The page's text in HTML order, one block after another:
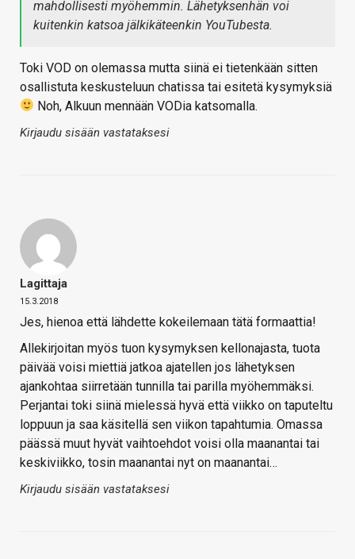
mahdollisesti myöhemmin. Lähetyksenhän voi
kuitenkin katsoa jälkikäteenkin YouTubesta.
Toki VOD on olemassa mutta siinä ei tietenkään sitten
osallistuta keskusteluun chatissa tai esitetä kysymyksiä
Noh, Alkuun mennään VODia katsomalla.
Kirjaudu sisään vastataksesi
Lagittaja
15.3.2018
Jes, hienoa että lähdette kokeilemaan tätä formaattia!
Allekirjoitan myös tuon kysymyksen kellonajasta, tuota
päivää voisi miettiä jatkoa ajatellen jos lähetyksen
ajankohtaa siirretään tunnilla tai parilla myöhemmäksi.
Perjantai toki siinä mielessä hyvä että viikko on taputeltu
loppuun ja saa käsitellä sen viikon tapahtumia. Omassa
päässä muut hyvät vaihtoehdot voisi olla maanantai tai
keskiviikko, tosin maanantai nyt on maanantai…
Kirjaudu sisään vastataksesi